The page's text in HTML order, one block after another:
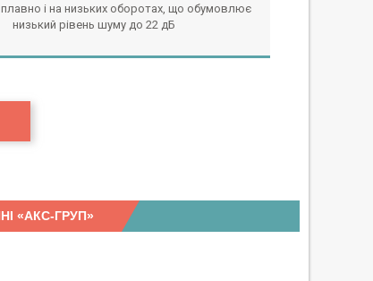
і на низьких оборотах, що обумовлює
низький рівень шуму до 22 дБ
«АКС-ГРУП»